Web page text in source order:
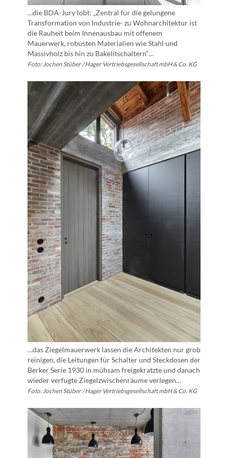
…die BDA-Jury lobt: „Zentral für die gelungene
Transformation von Industrie- zu Wohnarchitektur ist
die Rauheit beim Innenausbau mit offenem
Mauerwerk, robusten Materialien wie Stahl und
Massivholz bis hin zu Bakelitschaltern“…
Foto: Jochen Stüber / Hager Vertriebsgesellschaft mbH & Co. KG
…das Ziegelmauerwerk lassen die Architekten nur grob
reinigen, die Leitungen für Schalter und Steckdosen der
Berker Serie 1930 in mühsam freigekratzte und danach
wieder verfugte Ziegelzwischenräume verlegen…
Foto: Jochen Stüber / Hager Vertriebsgesellschaft mbH & Co. KG